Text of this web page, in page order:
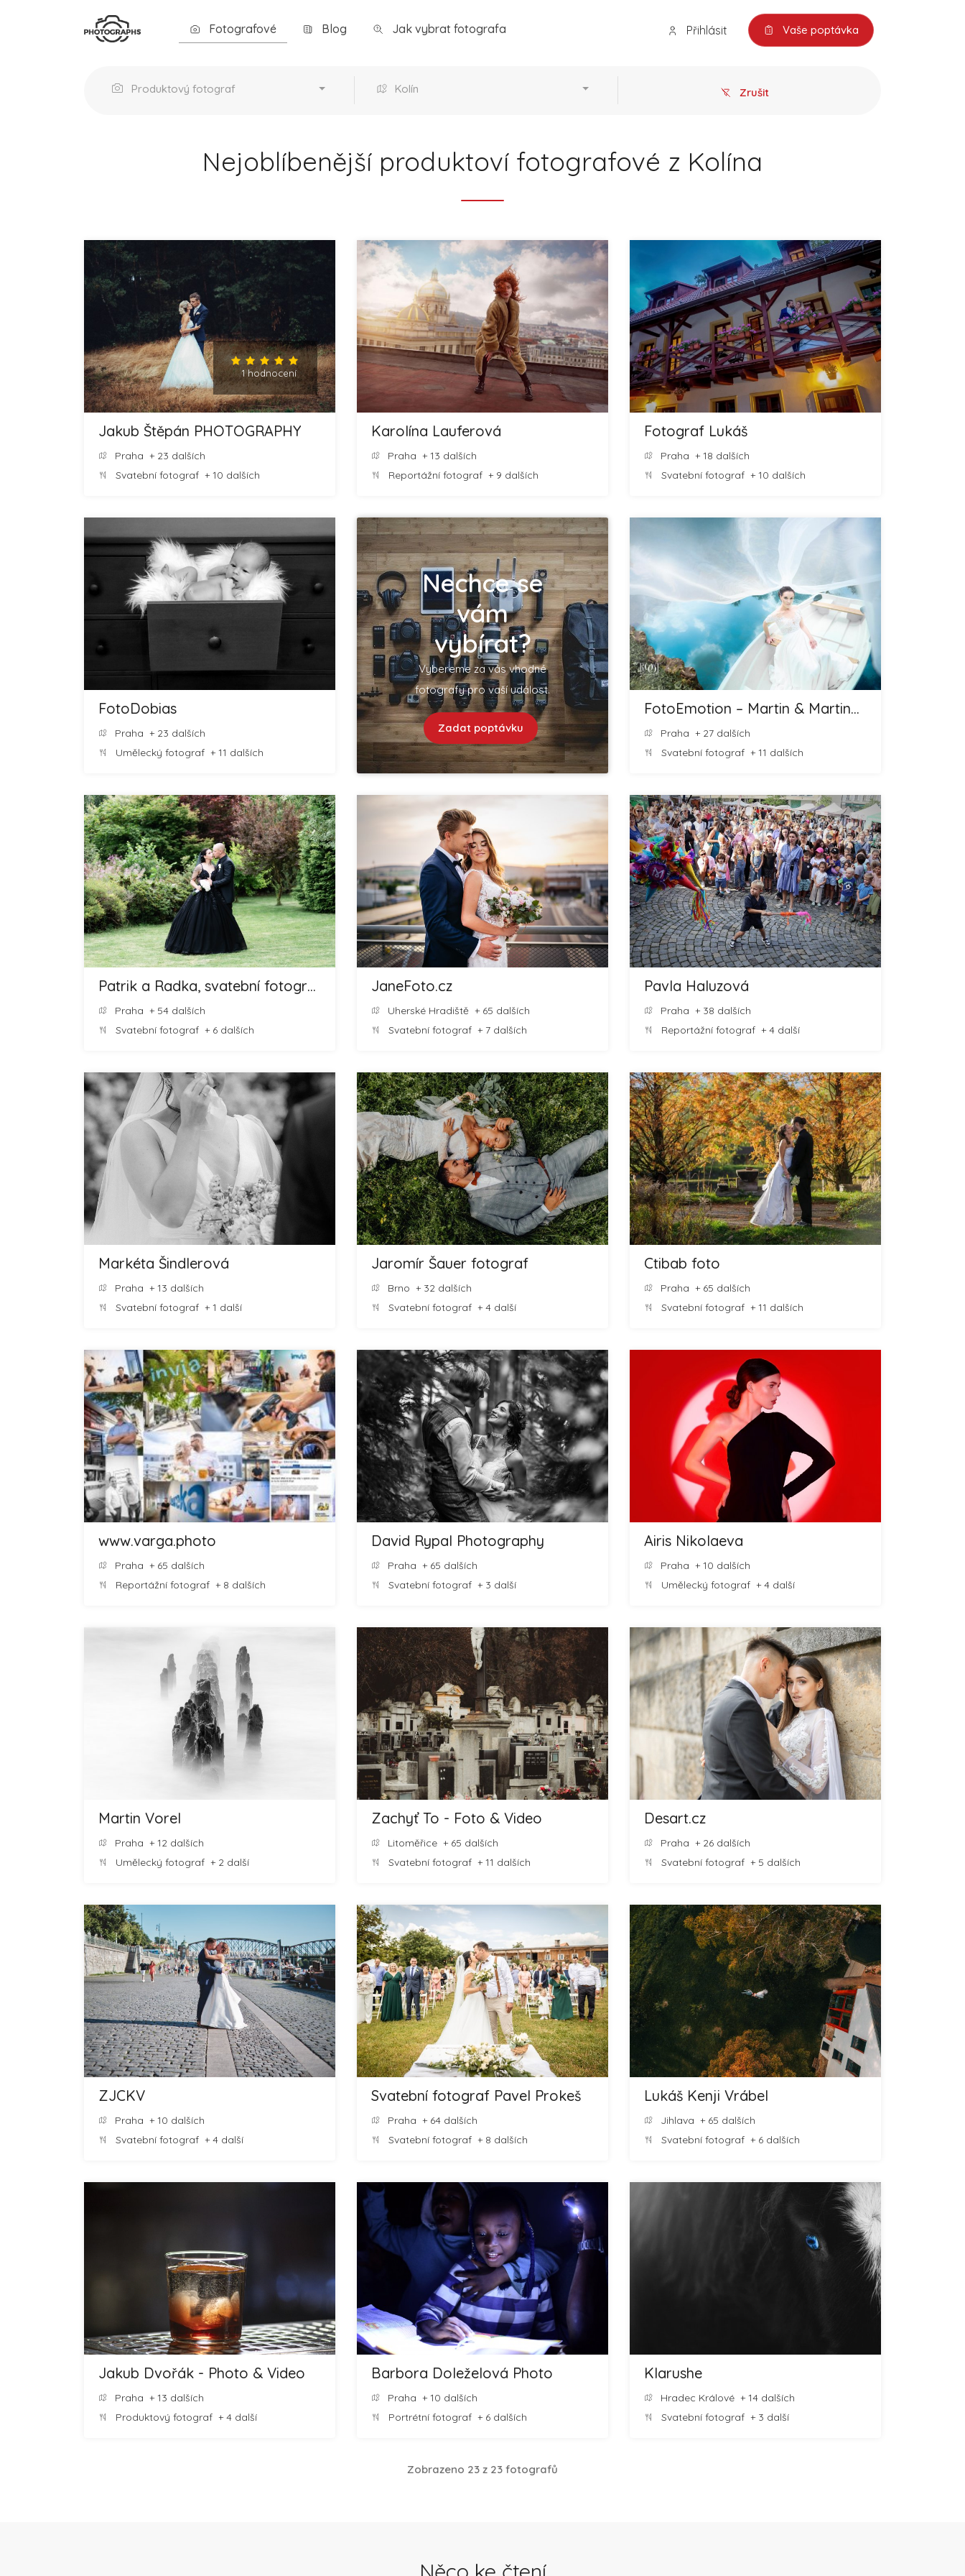
Fotografové Blog Jak vybrat fotografa Přihlásit Vaše poptávka
Produktový fotograf Kolín Zrušit
Nejoblíbenější produktoví fotografové z Kolína
1 hodnocení
Jakub Štěpán PHOTOGRAPHY
Praha + 23 dalších
Svatební fotograf + 10 dalších
Karolína Lauferová
Praha + 13 dalších
Reportážní fotograf + 9 dalších
Fotograf Lukáš
Praha + 18 dalších
Svatební fotograf + 10 dalších
FotoDobias
Praha + 23 dalších
Umělecký fotograf + 11 dalších
Nechce se
vám
vybírat?
Vybereme za vás vhodné
fotografy pro vaší událost.
Zadat poptávku
FotoEmotion – Martin & Martina ROOT
Praha + 27 dalších
Svatební fotograf + 11 dalších
Patrik a Radka, svatební fotografové
Praha + 54 dalších
Svatební fotograf + 6 dalších
JaneFoto.cz
Uherské Hradiště + 65 dalších
Svatební fotograf + 7 dalších
Pavla Haluzová
Praha + 38 dalších
Reportážní fotograf + 4 další
Markéta Šindlerová
Praha + 13 dalších
Svatební fotograf + 1 další
Jaromír Šauer fotograf
Brno + 32 dalších
Svatební fotograf + 4 další
Ctibab foto
Praha + 65 dalších
Svatební fotograf + 11 dalších
www.varga.photo
Praha + 65 dalších
Reportážní fotograf + 8 dalších
David Rypal Photography
Praha + 65 dalších
Svatební fotograf + 3 další
Airis Nikolaeva
Praha + 10 dalších
Umělecký fotograf + 4 další
Martin Vorel
Praha + 12 dalších
Umělecký fotograf + 2 další
Zachyť To - Foto & Video
Litoměřice + 65 dalších
Svatební fotograf + 11 dalších
Desart.cz
Praha + 26 dalších
Svatební fotograf + 5 dalších
ZJCKV
Praha + 10 dalších
Svatební fotograf + 4 další
Svatební fotograf Pavel Prokeš
Praha + 64 dalších
Svatební fotograf + 8 dalších
Lukáš Kenji Vrábel
Jihlava + 65 dalších
Svatební fotograf + 6 dalších
Jakub Dvořák - Photo & Video
Praha + 13 dalších
Produktový fotograf + 4 další
Barbora Doleželová Photo
Praha + 10 dalších
Portrétní fotograf + 6 dalších
Klarushe
Hradec Králové + 14 dalších
Svatební fotograf + 3 další
Zobrazeno 23 z 23 fotografů